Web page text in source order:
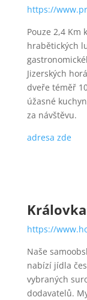
https://
Pouze 2,4 Km
hrabětických
Jizerských
dveře téměř
úžasné
za návštěvu.
adresa zde
Královka
https://
Naše
nabízí jídla
vybraných
dodavatelů.